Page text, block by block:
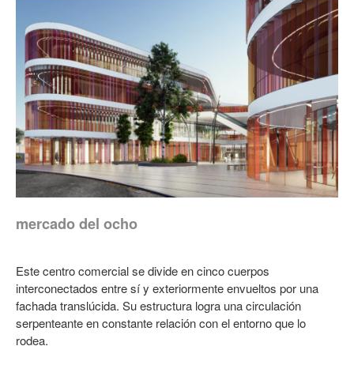
mercado del ocho
Este centro comercial se divide en cinco cuerpos
interconectados entre sí y exteriormente envueltos por una
fachada translúcida. Su estructura logra una circulación
serpenteante en constante relación con el entorno que lo
rodea.